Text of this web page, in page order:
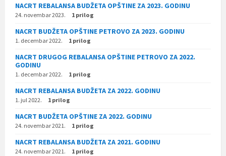
NACRT REBALANSA BUDŽETA OPŠTINE ZA 2023. GODINU
24. novembar 2023. 1 prilog
NACRT BUDŽETA OPŠTINE PETROVO ZA 2023. GODINU
1. decembar 2022. 1 prilog
NACRT DRUGOG REBALANSA OPŠTINE PETROVO ZA 2022.
GODINU
1. decembar 2022. 1 prilog
NACRT REBALANSA BUDŽETA ZA 2022. GODINU
1. jul 2022. 1 prilog
NACRT BUDŽETA OPŠTINE ZA 2022. GODINU
24. novembar 2021. 1 prilog
NACRT REBALANSA BUDŽETA ZA 2021. GODINU
24. novembar 2021. 1 prilog